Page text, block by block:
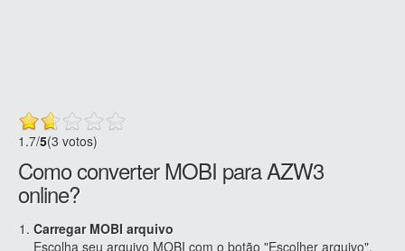
1.7/5(3 votos)
Como converter MOBI para AZW3
online?
Carregar MOBI arquivo
Escolha seu arquivo MOBI com o botão "Escolher arquivo",